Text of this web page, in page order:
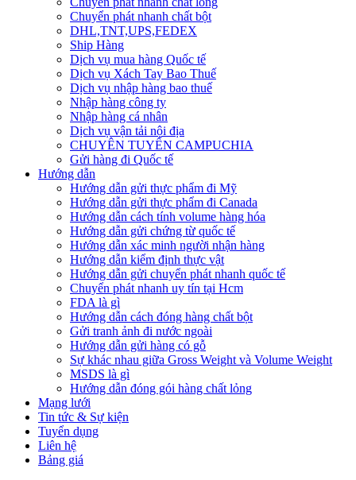
Chuyển phát nhanh chất bột
DHL,TNT,UPS,FEDEX
Ship Hàng
Dịch vụ mua hàng Quốc tế
Dịch vụ Xách Tay Bao Thuế
Dịch vụ nhập hàng bao thuế
Nhập hàng công ty
Nhập hàng cá nhân
Dịch vụ vận tải nội địa
CHUYÊN TUYẾN CAMPUCHIA
Gửi hàng đi Quốc tế
Hướng dẫn
Hướng dẫn gửi thực phẩm đi Mỹ
Hướng dẫn gửi thực phẩm đi Canada
Hướng dẫn cách tính volume hàng hóa
Hướng dẫn gửi chứng từ quốc tế
Hướng dẫn xác minh người nhận hàng
Hướng dẫn kiểm định thực vật
Hướng dẫn gửi chuyển phát nhanh quốc tế
Chuyển phát nhanh uy tín tại Hcm
FDA là gì
Hướng dẫn cách đóng hàng chất bột
Gửi tranh ảnh đi nước ngoài
Hướng dẫn gửi hàng có gỗ
Sự khác nhau giữa Gross Weight và Volume Weight
MSDS là gì
Hướng dẫn đóng gói hàng chất lỏng
Mạng lưới
Tin tức & Sự kiện
Tuyển dụng
Liên hệ
Bảng giá